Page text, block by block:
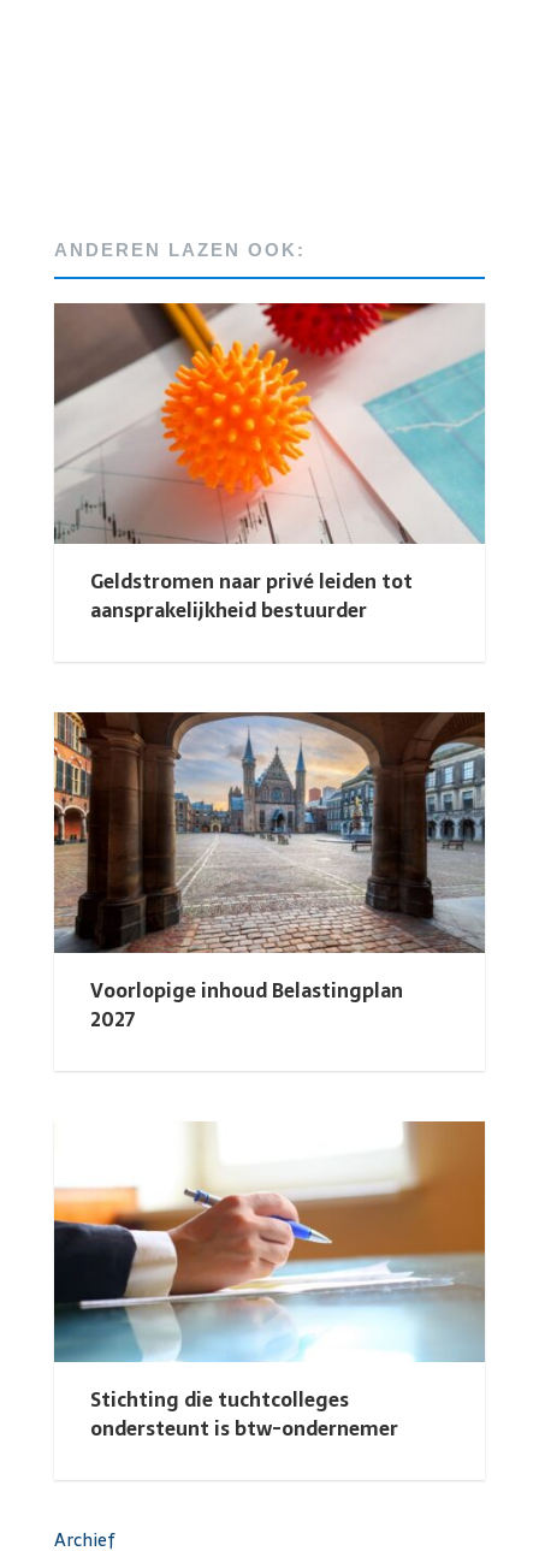
ANDEREN LAZEN OOK:
Geldstromen naar privé leiden tot
aansprakelijkheid bestuurder
Voorlopige inhoud Belastingplan
2027
Stichting die tuchtcolleges
ondersteunt is btw-ondernemer
Archief